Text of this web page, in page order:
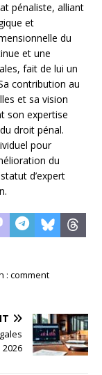
pénaliste, alliant
et
du
et une
fait de lui un
contribution au
et sa vision
son expertise
droit pénal.
pour
du
d’expert
: comment
2026